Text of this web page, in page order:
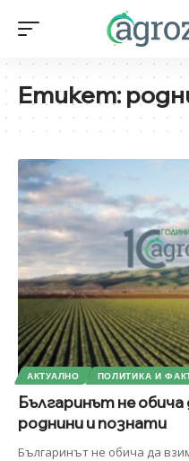
Етикет:
АКТУАЛНО ПОЛИТИКА И
Българинът не
роднини и познати
Българинът не обича да